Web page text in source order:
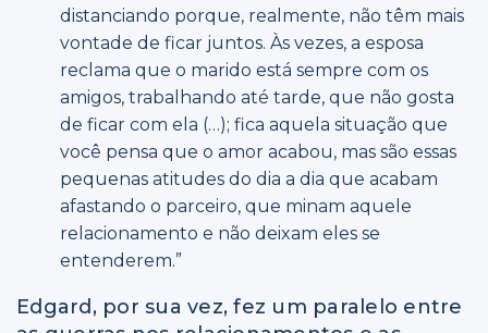
distanciando porque, realmente, não têm mais
vontade de ficar juntos. Às vezes, a esposa
reclama que o marido está sempre com os
amigos, trabalhando até tarde, que não gosta
de ficar com ela (…); fica aquela situação que
você pensa que o amor acabou, mas são essas
pequenas atitudes do dia a dia que acabam
afastando o parceiro, que minam aquele
relacionamento e não deixam eles se
entenderem.”
Edgard, por sua vez, fez um paralelo entre